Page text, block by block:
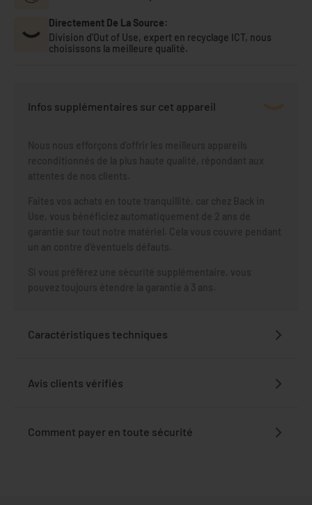
Directement De La Source:
Division d'Out of Use, expert en recyclage ICT, nous
choisissons la meilleure qualité.
Infos supplémentaires sur cet appareil
Caractéristiques techniques
Avis clients vérifiés
Comment payer en toute sécurité